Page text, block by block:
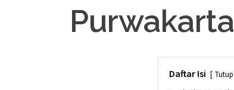
Purwakarta
Daftar Isi Tutup